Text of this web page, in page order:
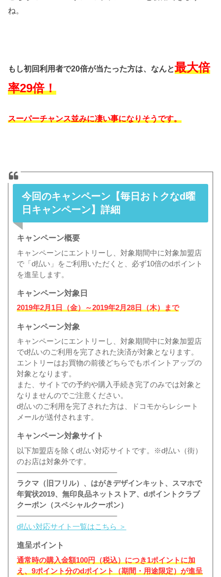
ね。
もし初回利用者で20倍が当たった方は、なんと最大倍
率29倍！
スーパーチャンス並みに凄い事になりそうです。
今回のキャンペーン【毎日おトクなd曜
日キャンペーン】詳細
キャンペーン概要
キャンペーンにエントリーし、対象期間中に対象加盟店
で「d払い」をご利用いただくと、必ず10倍のdポイント
を進呈します。
キャンペーン対象日
2019年2月1日（金）～2019年2月28日（木）まで
キャンペーン対象
キャンペーンにエントリーし、対象期間中に対象加盟店
でd払いのご利用を完了された決済が対象となります。
エントリーはお買物の前後どちらでもポイントアップの
対象となります。
また、サイトでの予約や購入手続き完了のみでは対象と
なりませんのでご注意ください。
d払いのご利用を完了された方は、ドコモからレシート
メールが送付されます。
キャンペーン対象サイト
以下加盟店を除くd払い対応サイトです。※d払い（街）
のお店は対象外です。
—————————————–
ラクマ（旧フリル）、はがきデザインキット、スマホで
年賀状2019、無印良品ネットストア、dポイントクラブ
クーポン（スペシャルクーポン）
—————————————–
d払い対応サイト一覧はこちら ＞
進呈ポイント
通常時の購入金額100円（税込）につき1ポイントに加
え、9ポイント分のdポイント（期間・用途限定）が進呈